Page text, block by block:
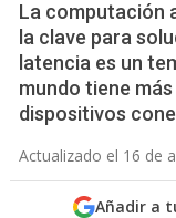
La computación
la clave para
latencia es un
mundo tiene más
Actualizado el 16 de